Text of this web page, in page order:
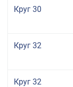
Круг 30
Круг 32
Круг 32